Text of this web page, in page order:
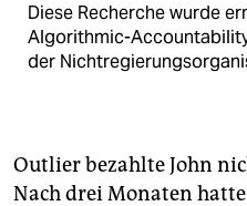
Diese Recherche wurde
Algorithmic-
der
Outlier bezahlte John
Nach drei Monaten